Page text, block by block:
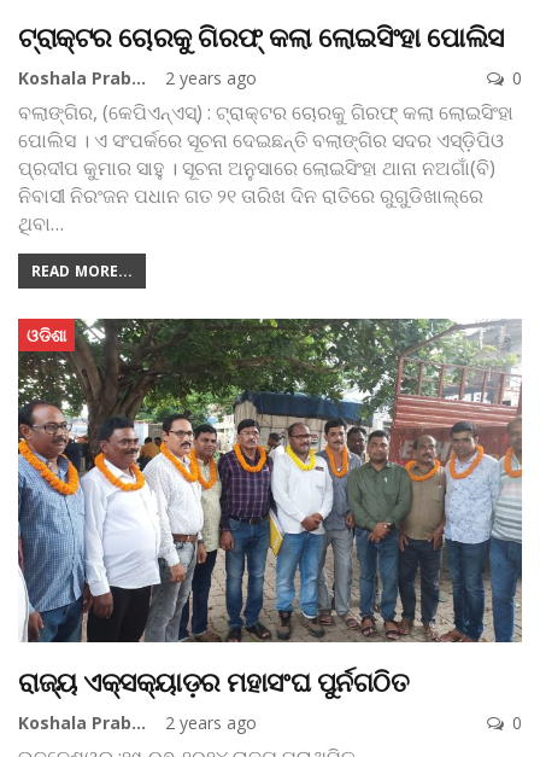
ଟ୍ରାକ୍ଟର ଚୋରକୁ ଗିରଫ୍‌ କଲା ଲୋଇସିଂହା ପୋଲିସ
Koshala Prabaha 2 years ago 0
ବଲାଙ୍ଗିର, (କେପିଏନ୍‌ଏସ୍‌) : ଟ୍ରାକ୍ଟର ଚୋରକୁ ଗିରଫ୍‌ କଲା ଲୋଇସିଂହା
ପୋଲିସ । ଏ ସଂପର୍କରେ ସୂଚନା ଦେଇଛନ୍ତି ବଲାଙ୍ଗିର ସଦର ଏସ୍‌ଡ଼ିପିଓ
ପ୍ରଦୀପ କୁମାର ସାହୁ । ସୂଚନା ଅନୁସାରେ ଲୋଇସିଂହା ଥାନା ନଅଗାଁ(ବି)
ନିବାସୀ ନିରଂଜନ ପଧାନ ଗତ ୨୧ ତାରିଖ ଦିନ ରାତିରେ ରୁଗୁଡିଖାଲ୍‌ରେ
ଥିବା…
READ MORE...
ଓଡିଶା
ରାଜ୍ୟ ଏକ୍ସକ୍ୟାଡ଼ର ମହାସଂଘ ପୁର୍ନଗଠିତ
Koshala Prabaha 2 years ago 0